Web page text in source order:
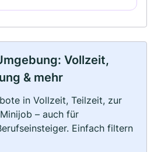
Vollzeit,
& mehr
in Vollzeit, Teilzeit, zur
– auch für
Einfach filtern